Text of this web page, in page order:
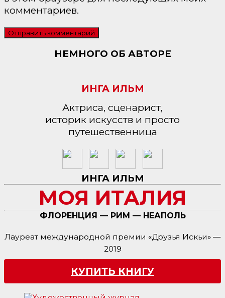
комментариев.
НЕМНОГО ОБ АВТОРЕ
ИНГА ИЛЬМ
Актриса, сценарист,
историк искусств и просто
путешественница
ИНГА ИЛЬМ
МОЯ ИТАЛИЯ
ФЛОРЕНЦИЯ — РИМ — НЕАПОЛЬ
Лауреат международной премии «Друзья Искьи» —
2019
КУПИТЬ КНИГУ